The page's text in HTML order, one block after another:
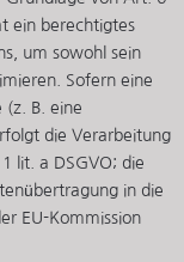
ein berechtigtes
um sowohl sein
Sofern eine
B. eine
die Verarbeitung
lit. a DSGVO; die
in die
EU-Kommission